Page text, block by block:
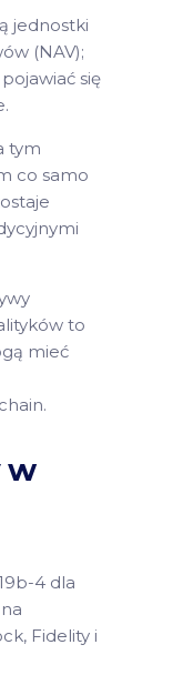
jednostki
(NAV);
się
tym
co samo
to
mieć
w
4 dla
Fidelity i